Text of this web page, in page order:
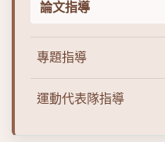
論文指導
專題指導
運動代表隊指導